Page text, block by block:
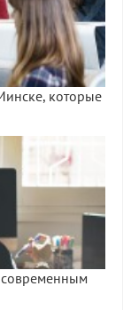
которые